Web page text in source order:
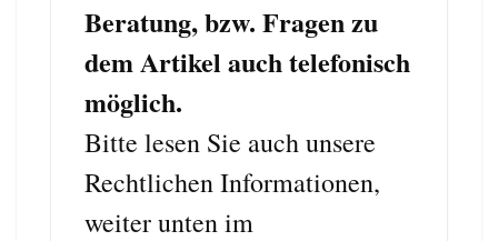
Beratung, bzw. Fragen zu
dem Artikel auch telefonisch
möglich.
Bitte lesen Sie auch unsere
Rechtlichen Informationen,
weiter unten im